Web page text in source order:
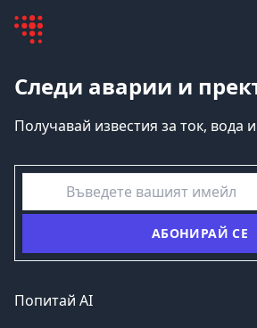
Следи аварии и
Получавай известия за ток, вода
емайл
АБОНИРАЙ СЕ
Попитай AI